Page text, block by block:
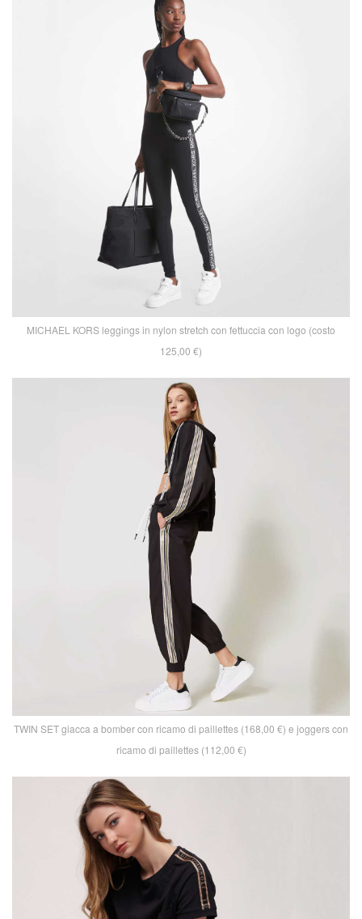
MICHAEL KORS leggings in nylon stretch con fettuccia con logo (costo
125,00 €)
TWIN SET giacca a bomber con ricamo di paillettes (168,00 €) e joggers con
ricamo di paillettes (112,00 €)